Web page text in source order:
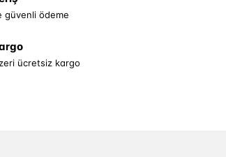
güvenli ödeme
ücretsiz kargo